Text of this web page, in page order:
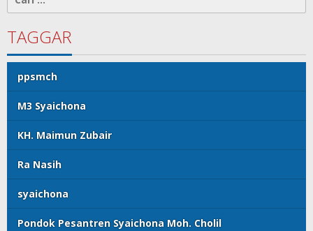
untuk:
TAGGAR
ppsmch
M3 Syaichona
KH. Maimun Zubair
Ra Nasih
syaichona
Pondok Pesantren Syaichona Moh. Cholil